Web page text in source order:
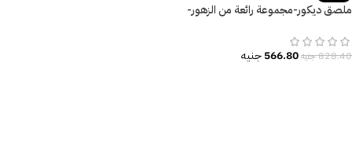
ملصق ديكور-مجموعة رائعة من الزهور-
828.40جنيه566.80جنيه